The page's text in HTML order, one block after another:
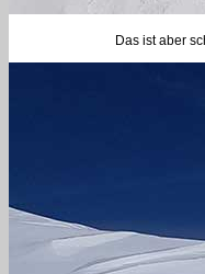
Das ist aber